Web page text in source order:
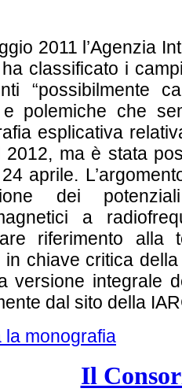
2011 l’Agenzia
classificato i
“possibilmente
polemiche che
esplicativa
2012, ma è stata
aprile.
dei
a
riferimento alla
in chiave critica
versione integrale
dal sito della
la monografia
Il